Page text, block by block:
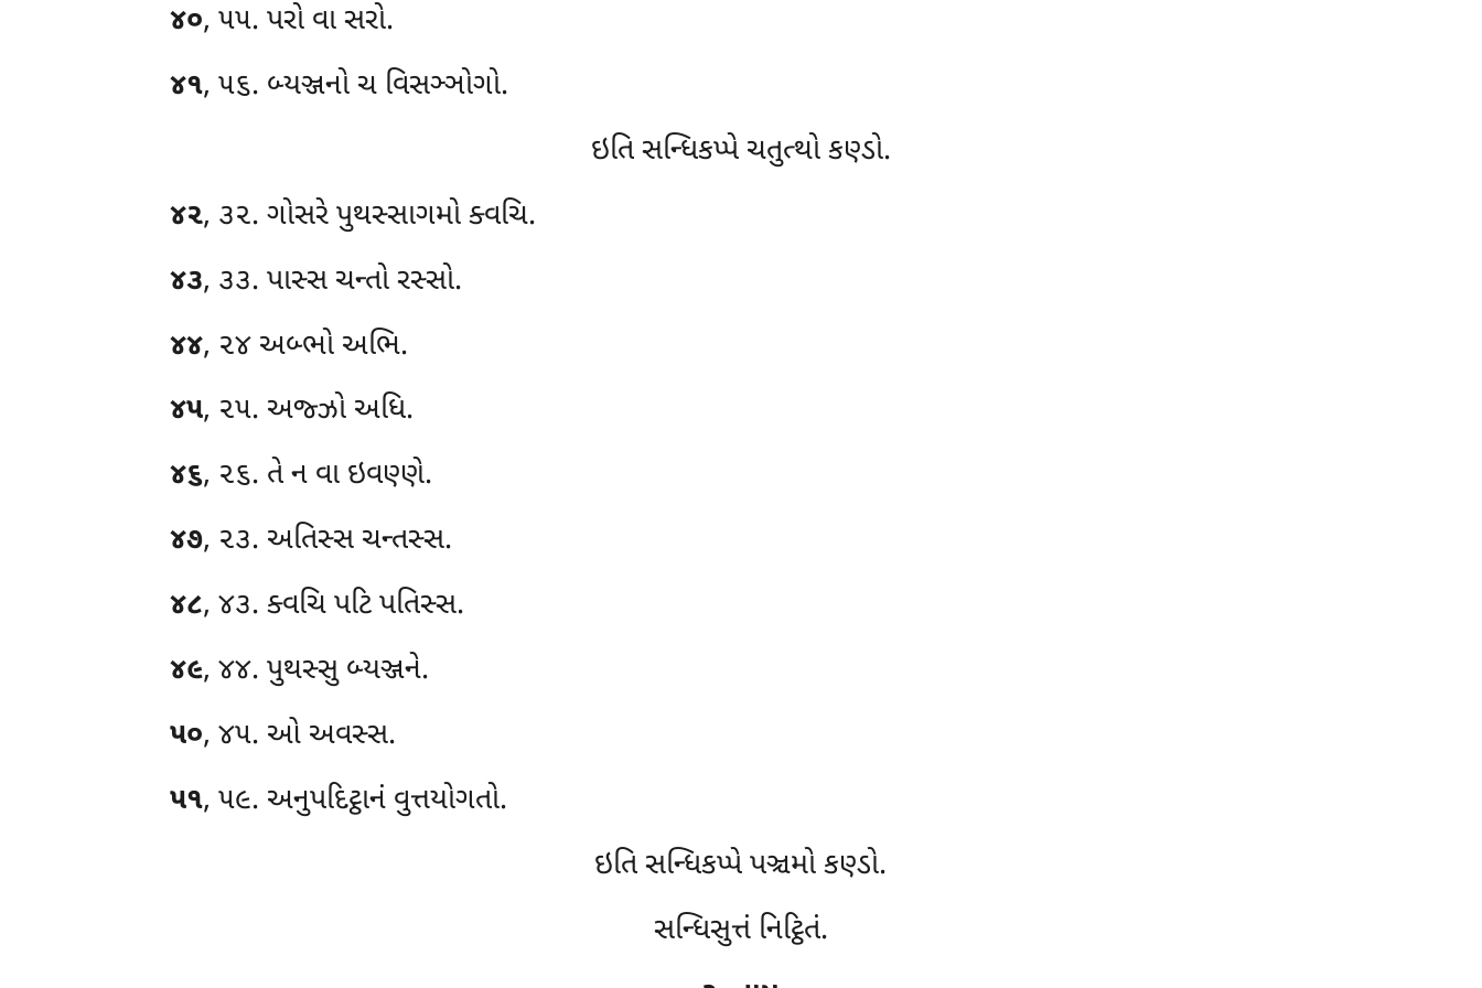
૪૦, ૫૫. પરો વા સરો.
૪૧, ૫૬. બ્યઞ્જનો ચ વિસઞ્ઞોગો.
ઇતિ સન્ધિકપ્પે ચતુત્થો કણ્ડો.
૪૨, ૩૨. ગોસરે પુથસ્સાગમો ક્વચિ.
૪૩, ૩૩. પાસ્સ ચન્તો રસ્સો.
૪૪, ૨૪ અબ્ભો અભિ.
૪૫, ૨૫. અજ્ઝો અધિ.
૪૬, ૨૬. તે ન વા ઇવણ્ણે.
૪૭, ૨૩. અતિસ્સ ચન્તસ્સ.
૪૮, ૪૩. ક્વચિપટિ પતિસ્સ.
૪૯, ૪૪. પુથસ્સુ બ્યઞ્જને.
૫૦, ૪૫. ઓ અવસ્સ.
૫૧, ૫૯. અનુપદિટ્ઠાનં વુત્તયોગતો.
ઇતિ સન્ધિકપ્પે પઞ્ચમો કણ્ડો.
સન્ધિસુત્તં નિટ્ઠિતં.